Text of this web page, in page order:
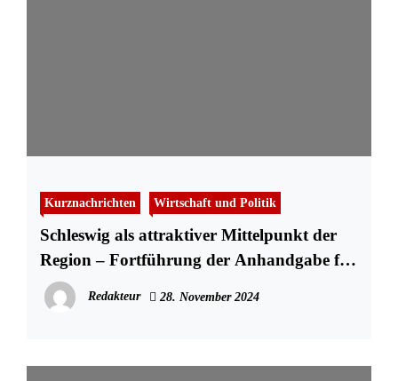
Kurznachrichten Wirtschaft und Politik
Schleswig als attraktiver Mittelpunkt der
Region – Fortführung der Anhandgabe für
die Grundstücke Stadtweg 66–70
Redakteur 28. November 2024